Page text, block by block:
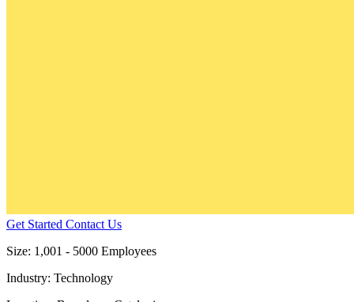
Get Started Contact Us
Size: 1,001 - 5000 Employees
Industry: Technology